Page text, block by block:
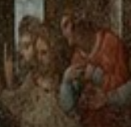
de